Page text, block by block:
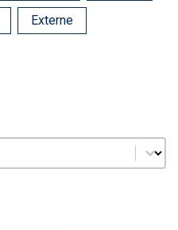
Externe